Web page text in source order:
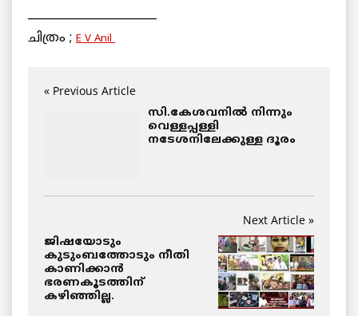
_______________________
ചിത്രം ; E V Anil
« Previous Article
സി.കേശവനില്‍ നിന്നും
വെള്ളപ്പള്ളി
നടേശനിലേക്കുള്ള ദൂരം
Next Article »
ജിഷയോടും
കുടുംബത്തോടും നീതി
കാണിക്കാന്‍
ഭരണകൂടത്തിന്
കഴിഞ്ഞില്ല.